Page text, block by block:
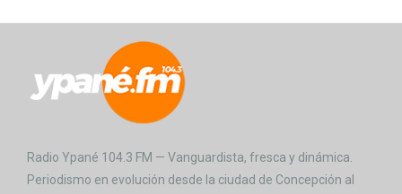
Radio Ypané 104.3 FM — Vanguardista, fresca y dinámica.
Periodismo en evolución desde la ciudad de Concepción al